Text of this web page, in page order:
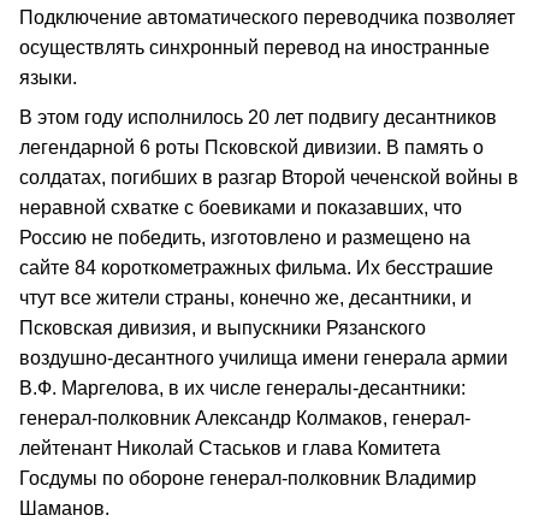
Подключение автоматического переводчика позволяет
осуществлять синхронный перевод на иностранные
языки.
В этом году исполнилось 20 лет подвигу десантников
легендарной 6 роты Псковской дивизии. В память о
солдатах, погибших в разгар Второй чеченской войны в
неравной схватке с боевиками и показавших, что
Россию не победить, изготовлено и размещено на
сайте 84 короткометражных фильма. Их бесстрашие
чтут все жители страны, конечно же, десантники, и
Псковская дивизия, и выпускники Рязанского
воздушно-десантного училища имени генерала армии
В.Ф. Маргелова, в их числе генералы-десантники:
генерал-полковник Александр Колмаков, генерал-
лейтенант Николай Стаськов и глава Комитета
Госдумы по обороне генерал-полковник Владимир
Шаманов.